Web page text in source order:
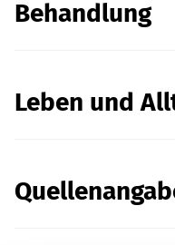
Behandlung
Leben und